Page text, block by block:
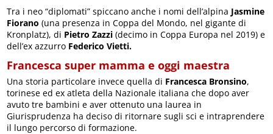
Tra i neo “diplomati” spiccano anche i nomi dell’alpina Jasmine
Fiorano (una presenza in Coppa del Mondo, nel gigante di
Kronplatz), di Pietro Zazzi (decimo in Coppa Europa nel 2019) e
dell’ex azzurro Federico Vietti.
Francesca super mamma e oggi maestra
Una storia particolare invece quella di Francesca Bronsino,
torinese ed ex atleta della Nazionale italiana che dopo aver
avuto tre bambini e aver ottenuto una laurea in
Giurisprudenza ha deciso di ritornare sugli sci e intraprendere
il lungo percorso di formazione.